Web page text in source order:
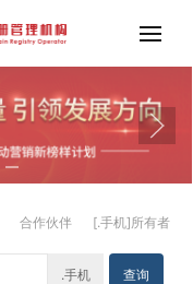
合作伙伴 [.手机]所有者
.手机 查询